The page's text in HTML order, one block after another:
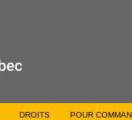
DROITS POUR